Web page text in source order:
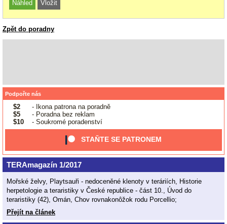
Zpět do poradny
Podpořte nás
$2
- Ikona patrona na poradně
$5
- Poradna bez reklam
$10
- Soukromé poradenství
STAŇTE SE PATRONEM
TERAmagazín 1/2017
Mořské želvy, Playtsauři - nedoceněné klenoty v teráriích, Historie
herpetologie a teraristiky v České republice - část 10., Úvod do
teraristiky (42), Omán, Chov rovnakonôžok rodu Porcellio;
Přejít na článek